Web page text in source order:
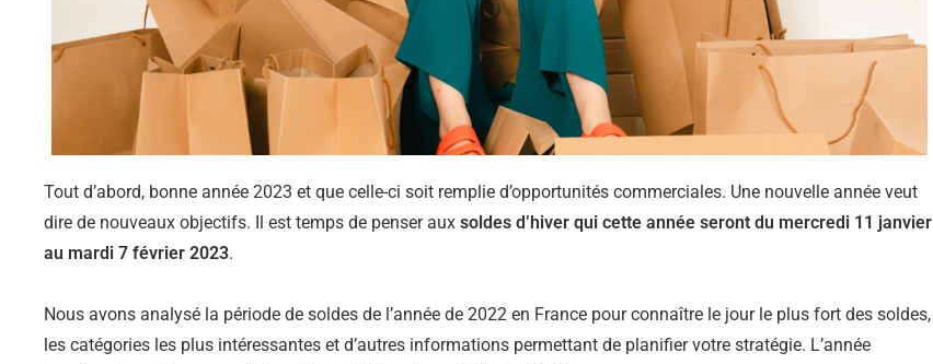
Tout d’abord, bonne année 2023 et que celle-ci soit remplie d’opportunités commerciales. Une nouvelle année veut
dire de nouveaux objectifs. Il est temps de penser aux soldes d’hiver qui cette année seront du mercredi 11 janvier
au mardi 7 février 2023.
Nous avons analysé la période de soldes de l’année de 2022 en France pour connaître le jour le plus fort des soldes,
les catégories les plus intéressantes et d’autres informations permettant de planifier votre stratégie. L’année